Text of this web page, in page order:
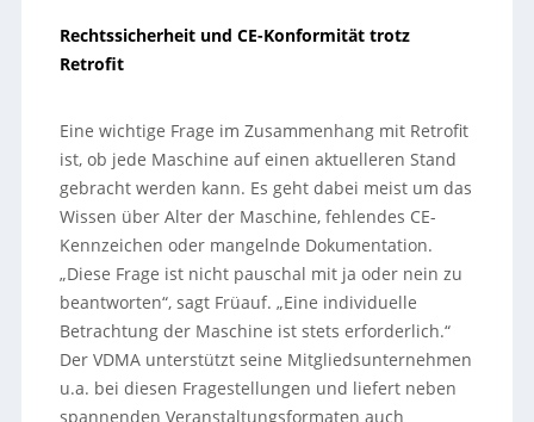
Rechtssicherheit und CE-Konformität trotz
Retrofit
Eine wichtige Frage im Zusammenhang mit Retrofit
ist, ob jede Maschine auf einen aktuelleren Stand
gebracht werden kann. Es geht dabei meist um das
Wissen über Alter der Maschine, fehlendes CE-
Kennzeichen oder mangelnde Dokumentation.
„Diese Frage ist nicht pauschal mit ja oder nein zu
beantworten“, sagt Früauf. „Eine individuelle
Betrachtung der Maschine ist stets erforderlich.“
Der VDMA unterstützt seine Mitgliedsunternehmen
u.a. bei diesen Fragestellungen und liefert neben
spannenden Veranstaltungsformaten auch